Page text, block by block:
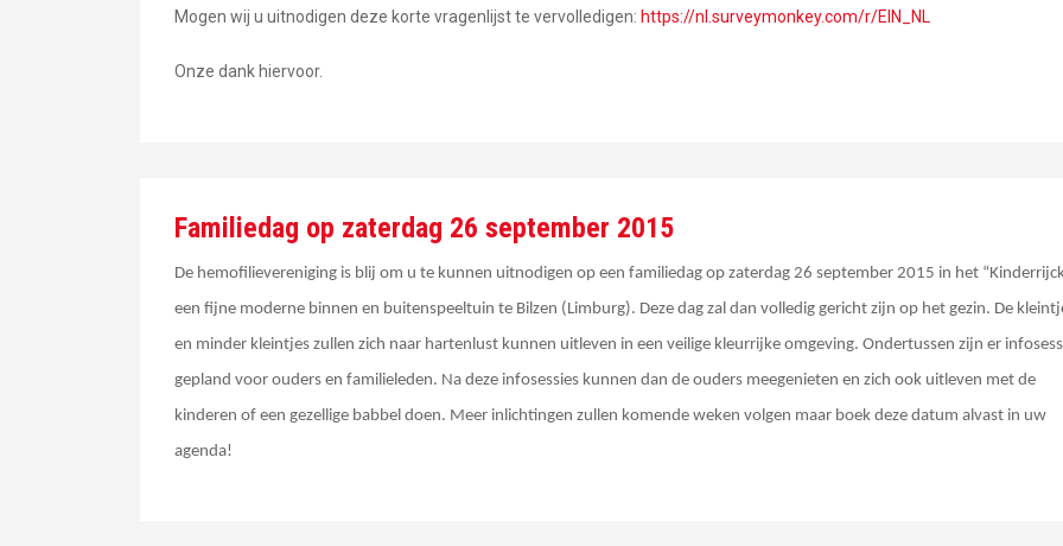
Mogen wij u uitnodigen deze korte vragenlijst te vervolledigen: https://nl.surveymonkey.com/r/EIN_NL
Onze dank hiervoor.
Familiedag op zaterdag 26 september 2015
De hemofilievereniging is blij om u te kunnen uitnodigen op een familiedag op zaterdag 26 september 2015 in het
een fijne moderne binnen en buitenspeeltuin te Bilzen (Limburg). Deze dag zal dan volledig gericht zijn op het gezin. De
en minder kleintjes zullen zich naar hartenlust kunnen uitleven in een veilige kleurrijke omgeving. Ondertussen zijn er
gepland voor ouders en familieleden. Na deze infosessies kunnen dan de ouders meegenieten en zich ook uitleven met de
kinderen of een gezellige babbel doen. Meer inlichtingen zullen komende weken volgen maar boek deze datum alvast in uw
agenda!